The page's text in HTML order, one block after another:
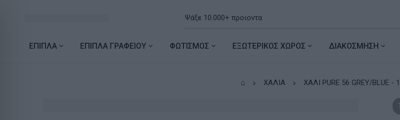
ΕΠΙΠΛΑ ΕΠΙΠΛΑ ΓΡΑΦΕΙΟΥ ΦΩΤΙΣΜΟΣ ΕΞΩΤΕΡΙΚΟΣ ΧΩΡΟΣ ΔΙΑΚΟΣΜΗΣΗ
⌂ ΧΑΛΙΑ ΧΑΛΙ PURE 56 GREY/